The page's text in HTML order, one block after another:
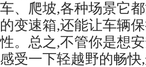
车、爬坡,各种场景它
的变速箱,还能让车辆
性。总之,不管你是想
感受一下轻越野的畅